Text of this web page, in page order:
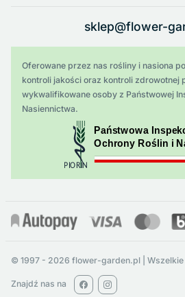
sklep@flower-
Oferowane przez nas rośliny i nasiona
kontroli jakości oraz kontroli zdrowotnej
wykwalifikowane osoby z Państwowej
Nasiennictwa.
© 1997 - 2026 flower-garden.pl |
Znajdź nas na